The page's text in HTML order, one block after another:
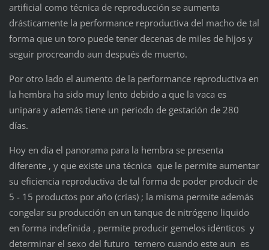
artificial como técnica de reproducción se aumenta
drásticamente la performance reproductiva del macho de tal
forma que un toro puede tener decenas de miles de hijos y
seguir procreando aun después de muerto.
Por otro lado el aumento de la performance reproductiva en
la hembra ha sido muy lento debido a que la vaca es
unipara y además tiene un periodo de gestación de 280
días.
Hoy en día el panorama para la hembra se presenta
diferente , y que existe una técnica que le permite aumentar
su eficiencia reproductiva de tal forma de poder producir de
5 - 15 productos por año (crías) ; la misma permite además
congelar su producción en un tanque de nitrógeno liquido
en forma indefinida , permite producir gemelos idénticos y
determinar el sexo del futuro ternero cuando este aun es